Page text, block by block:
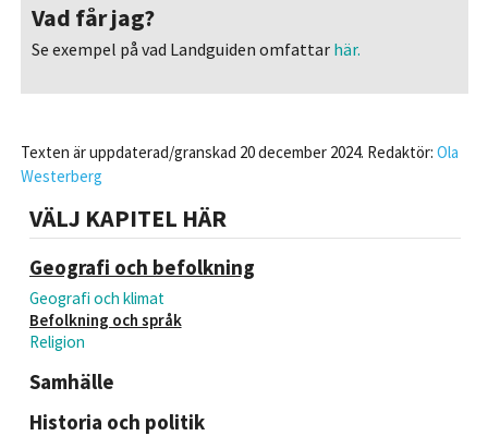
Vad får jag?
Se exempel på vad Landguiden omfattarhär.
Texten är uppdaterad/granskad 20 december 2024. Redaktör: Ola
Westerberg
VÄLJ KAPITEL HÄR
Geografi och befolkning
Geografi och klimat
Befolkning och språk
Religion
Samhälle
Historia och politik